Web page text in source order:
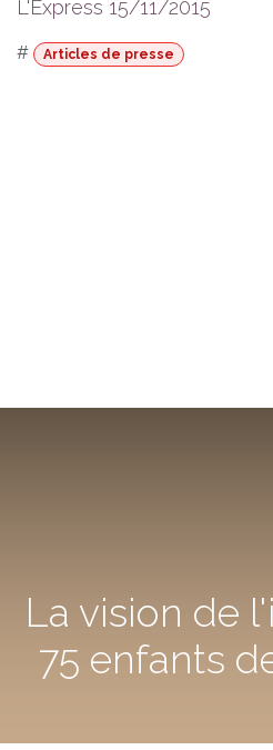
L'Express 15/11/2015
# Articles de presse
La vision de
75 enfants